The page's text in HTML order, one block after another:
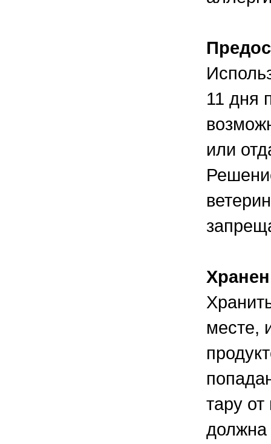
11 дня
или
месте,
тару
должна